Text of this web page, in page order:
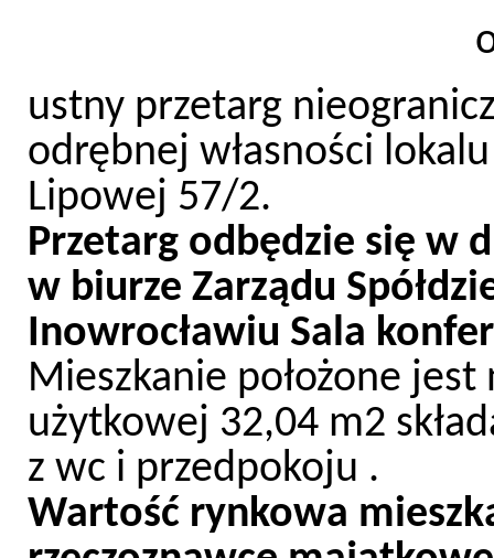
ustny przetarg
odrębnej własności
Lipowej 57/2.
Przetarg odbędzie się w
w biurze Zarządu
Inowrocławiu Sala
Mieszkanie położone
użytkowej 32,04 m2
z wc i przedpokoju .
Wartość rynkowa